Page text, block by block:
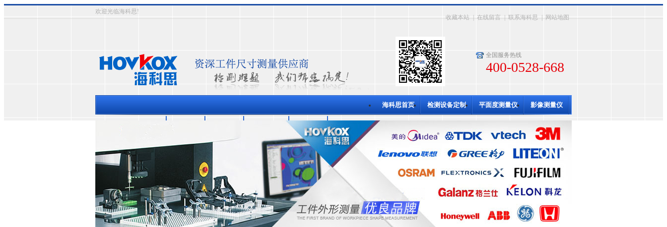
欢迎光临海科思!
收藏本站 | 在线留言 | 联系海科思 | 网站地图
全国服务热线
400-0528-668
海科思首页 检测设备定制 平面度测量仪 影像测量仪
测量技术 联系海科思
热门关键词： 三次元影象式测量仪 半自动影像测量仪 全自动影像测量仪